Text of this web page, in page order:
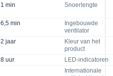
1 min Snoerlengte
6,5 min
Ingebouwde
ventilator
2 jaar
Kleur van het
product
8 uur
LED-indicatoren
Internationale